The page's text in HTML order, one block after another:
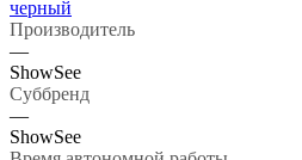
черный
Производитель
—
ShowSee
Суббренд
—
ShowSee